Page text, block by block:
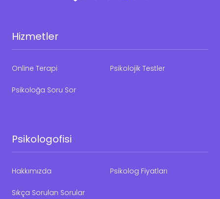
Hizmetler
Online Terapi Psikolojik Testler
Psikoloğa Soru Sor
Psikologofisi
Hakkımızda Psikolog Fiyatları
Sıkça Sorulan Sorular